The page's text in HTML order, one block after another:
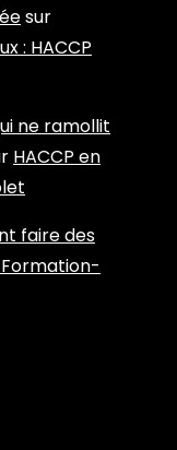
sur
: HACCP
ne ramollit
HACCP en
faire des